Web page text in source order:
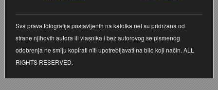
Sva prava fotografija postavljenih na kafotka.net su pridržana od
strane njihovih autora ili vlasnika i bez autorovog se pismenog
odobrenja ne smiju kopirati niti upotrebljavati na bilo koji način. ALL
RIGHTS RESERVED.